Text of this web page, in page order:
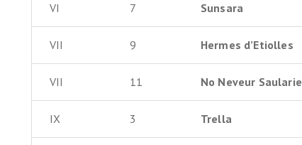
VI 7 Sunsara
VII 9 Hermes d’Etiolles
VII 11 No Neveur Saularie
IX 3 Trella